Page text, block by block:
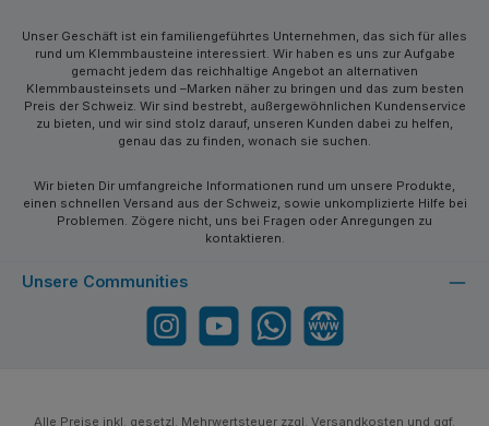
Unser Geschäft ist ein familiengeführtes Unternehmen, das sich für alles
rund um Klemmbausteine interessiert. Wir haben es uns zur Aufgabe
gemacht jedem das reichhaltige Angebot an alternativen
Klemmbausteinsets und –Marken näher zu bringen und das zum besten
Preis der Schweiz. Wir sind bestrebt, außergewöhnlichen Kundenservice
zu bieten, und wir sind stolz darauf, unseren Kunden dabei zu helfen,
genau das zu finden, wonach sie suchen.
Wir bieten Dir umfangreiche Informationen rund um unsere Produkte,
einen schnellen Versand aus der Schweiz, sowie unkomplizierte Hilfe bei
Problemen. Zögere nicht, uns bei Fragen oder Anregungen zu
kontaktieren.
Unsere Communities
Instagram YouTube WhatsApp Website
Alle Preise inkl. gesetzl. Mehrwertsteuer zzgl. Versandkosten und ggf.